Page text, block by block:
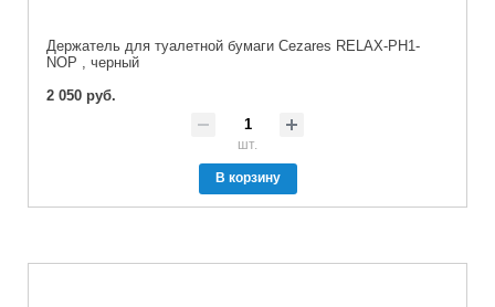
Держатель для туалетной бумаги Cezares RELAX-PH1-
NOP , черный
2 050 руб.
шт.
В корзину